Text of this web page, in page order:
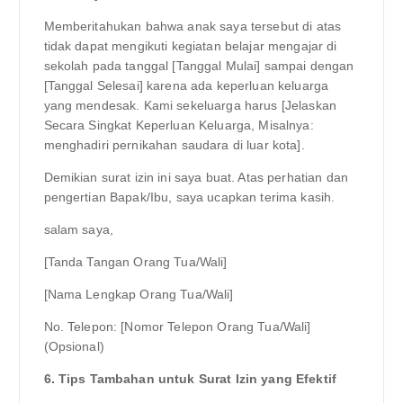
Memberitahukan bahwa anak saya tersebut di atas
tidak dapat mengikuti kegiatan belajar mengajar di
sekolah pada tanggal [Tanggal Mulai] sampai dengan
[Tanggal Selesai] karena ada keperluan keluarga
yang mendesak. Kami sekeluarga harus [Jelaskan
Secara Singkat Keperluan Keluarga, Misalnya:
menghadiri pernikahan saudara di luar kota].
Demikian surat izin ini saya buat. Atas perhatian dan
pengertian Bapak/Ibu, saya ucapkan terima kasih.
salam saya,
[Tanda Tangan Orang Tua/Wali]
[Nama Lengkap Orang Tua/Wali]
No. Telepon: [Nomor Telepon Orang Tua/Wali]
(Opsional)
6. Tips Tambahan untuk Surat Izin yang Efektif